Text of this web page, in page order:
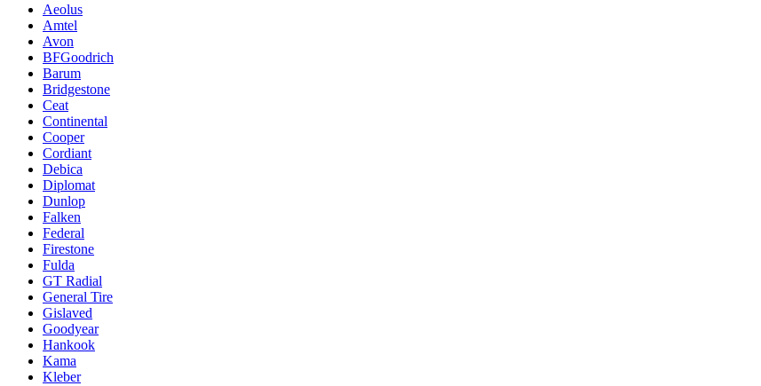
Aeolus
Amtel
Avon
BFGoodrich
Barum
Bridgestone
Ceat
Continental
Cooper
Cordiant
Debica
Diplomat
Dunlop
Falken
Federal
Firestone
Fulda
GT Radial
General Tire
Gislaved
Goodyear
Hankook
Kama
Kleber